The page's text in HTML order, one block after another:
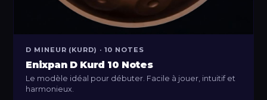
D MINEUR (KURD) · 10 NOTES
Enixpan D Kurd 10 Notes
Le modèle idéal pour débuter. Facile à jouer, intuitif et
harmonieux.